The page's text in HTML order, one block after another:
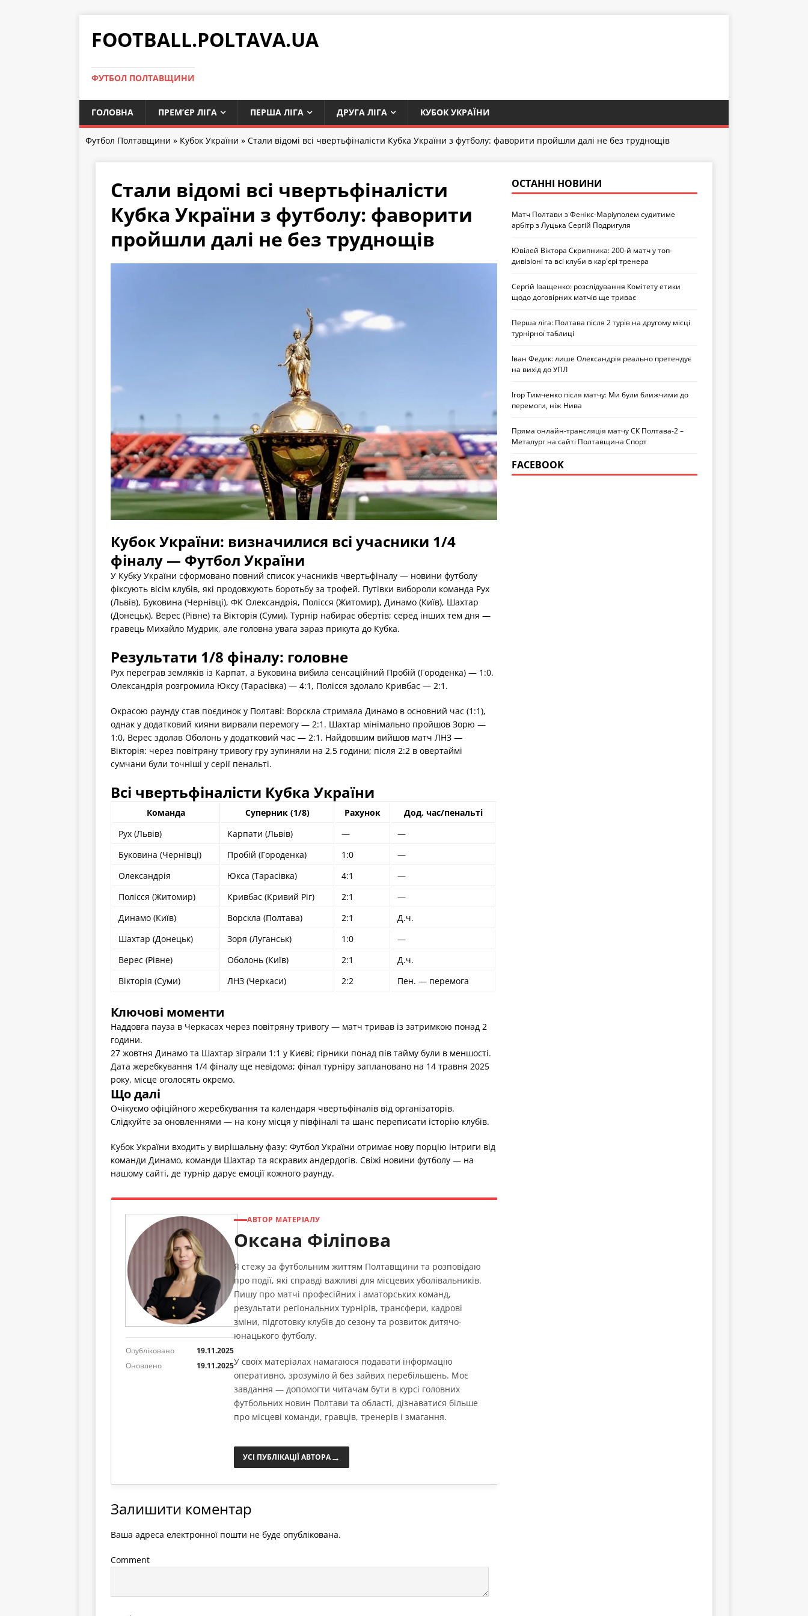
FOOTBALL.POLTAVA.UA
ФУТБОЛ ПОЛТАВЩИНИ
ГОЛОВНА ПРЕМ’ЄР ЛІГА ПЕРША ЛІГА ДРУГА ЛІГА КУБОК УКРАЇНИ
Футбол Полтавщини » Кубок України » Стали відомі всі чвертьфіналісти Кубка України з футболу: фаворити пройшли далі не без труднощів
Стали відомі всі чвертьфіналісти
Кубка України з футболу: фаворити
пройшли далі не без труднощів
Кубок України: визначилися всі учасники 1/4
фіналу — Футбол України
У Кубку України сформовано повний список учасників чвертьфіналу — новини футболу
фіксують вісім клубів, які продовжують боротьбу за трофей. Путівки вибороли команда Рух
(Львів), Буковина (Чернівці), ФК Олександрія, Полісся (Житомир), Динамо (Київ), Шахтар
(Донецьк), Верес (Рівне) та Вікторія (Суми). Турнір набирає обертів; серед інших тем дня —
гравець Михайло Мудрик, але головна увага зараз прикута до Кубка.
Результати 1/8 фіналу: головне
Рух переграв земляків із Карпат, а Буковина вибила сенсаційний Пробій (Городенка) — 1:0.
Олександрія розгромила Юксу (Тарасівка) — 4:1, Полісся здолало Кривбас — 2:1.
Окрасою раунду став поєдинок у Полтаві: Ворскла стримала Динамо в основний час (1:1),
однак у додатковий кияни вирвали перемогу — 2:1. Шахтар мінімально пройшов Зорю —
1:0, Верес здолав Оболонь у додатковий час — 2:1. Найдовшим вийшов матч ЛНЗ —
Вікторія: через повітряну тривогу гру зупиняли на 2,5 години; після 2:2 в овертаймі
сумчани були точніші у серії пенальті.
Всі чвертьфіналісти Кубка України
Команда Суперник (1/8) Рахунок
Дод. час/пенальті
Рух (Львів)
Карпати (Львів) —
—
Буковина (Чернівці)
Пробій (Городенка) 1:0
—
Олександрія
Юкса (Тарасівка) 4:1
—
Полісся (Житомир)
Кривбас (Кривий Ріг) 2:1
—
Динамо (Київ)
Ворскла (Полтава) 2:1
Д.ч.
Шахтар (Донецьк)
Зоря (Луганськ) 1:0
—
Верес (Рівне)
Оболонь (Київ) 2:1
Д.ч.
Вікторія (Суми)
ЛНЗ (Черкаси) 2:2 Пен. — перемога
Ключові моменти
Наддовга пауза в Черкасах через повітряну тривогу — матч тривав із затримкою понад 2
години.
27 жовтня Динамо та Шахтар зіграли 1:1 у Києві; гірники понад пів тайму були в меншості.
Дата жеребкування 1/4 фіналу ще невідома; фінал турніру заплановано на 14 травня 2025
року, місце оголосять окремо.
Що далі
Очікуємо офіційного жеребкування та календаря чвертьфіналів від організаторів.
Слідкуйте за оновленнями — на кону місця у півфіналі та шанс переписати історію клубів.
Кубок України входить у вирішальну фазу: Футбол України отримає нову порцію інтриги від
команди Динамо, команди Шахтар та яскравих андердогів. Свіжі новини футболу — на
нашому сайті, де турнір дарує емоції кожного раунду.
Опубліковано
19.11.2025
Оновлено
19.11.2025
АВТОР МАТЕРІАЛУ
Оксана Філіпова
Я стежу за футбольним життям Полтавщини та розповідаю
про події, які справді важливі для місцевих уболівальників.
Пишу про матчі професійних і аматорських команд,
результати регіональних турнірів, трансфери, кадрові
зміни, підготовку клубів до сезону та розвиток дитячо-
юнацького футболу.
У своїх матеріалах намагаюся подавати інформацію
оперативно, зрозуміло й без зайвих перебільшень. Моє
завдання — допомогти читачам бути в курсі головних
футбольних новин Полтави та області, дізнаватися більше
про місцеві команди, гравців, тренерів і змагання.
УСІ ПУБЛІКАЦІЇ АВТОРА→
Залишити коментар
Ваша адреса електронної пошти не буде опублікована.
Comment
ОСТАННІ НОВИНИ
Матч Полтави з Фенікс-Маріуполем судитиме
арбітр з Луцька Сергій Подригуля
Ювілей Віктора Скрипника: 200-й матч у топ-
дивізіоні та всі клуби в кар'єрі тренера
Сергій Іващенко: розслідування Комітету етики
щодо договірних матчів ще триває
Перша ліга: Полтава після 2 турів на другому місці
турнірної таблиці
Іван Федик: лише Олександрія реально претендує
на вихід до УПЛ
Ігор Тимченко після матчу: Ми були ближчими до
перемоги, ніж Нива
Пряма онлайн-трансляція матчу СК Полтава-2 –
Металург на сайті Полтавщина Спорт
FACEBOOK